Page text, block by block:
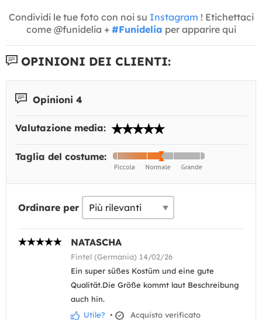
Condividi le tue foto con noi su Instagram ! Etichettaci
come @funidelia + #Funidelia per apparire qui
OPINIONI DEI CLIENTI:
Opinioni 4
Valutazione media:
Taglia del costume:
Ordinare per
NATASCHA
Fintel (Germania) 14/02/26
Ein super süßes Kostüm und eine gute
Qualität.Die Größe kommt laut Beschreibung
auch hin.
Utile? • Acquisto verificato